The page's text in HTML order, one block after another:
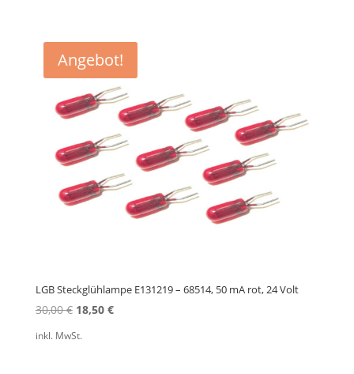
Angebot!
LGB Steckglühlampe E131219 – 68514, 50 mA rot, 24 Volt
30,00€ Ursprünglicher
18,50 €Aktueller
inkl. MwSt.